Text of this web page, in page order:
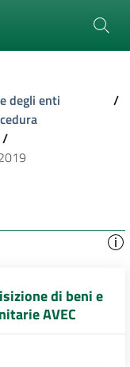
degli enti
/
/
di beni e
AVEC